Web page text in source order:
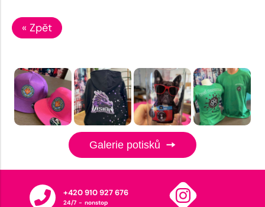
« Zpět
Galerie potisků
+420 910 927 676
24/7 - nonstop